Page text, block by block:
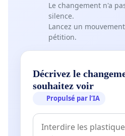
Le changement n'a
silence.
Lancez un
pétition.
Décrivez le
souhaitez voir
Propulsé par l’IA